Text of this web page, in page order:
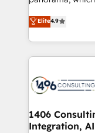
represent key
putting
creating digital
people, processes and
digital solutions
marketing
allowing
the needs of the customer. We
Elite4.9
1406
Integration, AI